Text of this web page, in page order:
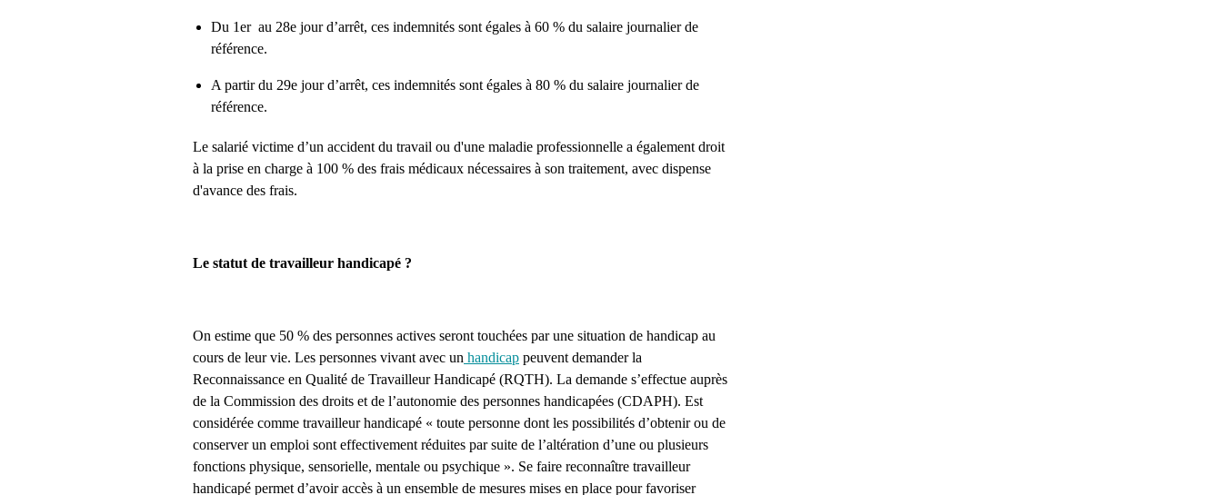
Du 1er au 28e jour d’arrêt, ces indemnités sont égales à 60 % du salaire journalier de
référence.
A partir du 29e jour d’arrêt, ces indemnités sont égales à 80 % du salaire journalier de
référence.
Le salarié victime d’un accident du travail ou d'une maladie professionnelle a également droit
à la prise en charge à 100 % des frais médicaux nécessaires à son traitement, avec dispense
d'avance des frais.
Le statut de travailleur handicapé ?
On estime que 50 % des personnes actives seront touchées par une situation de handicap au
cours de leur vie. Les personnes vivant avec un handicap peuvent demander la
Reconnaissance en Qualité de Travailleur Handicapé (RQTH). La demande s’effectue auprès
de la Commission des droits et de l’autonomie des personnes handicapées (CDAPH). Est
considérée comme travailleur handicapé « toute personne dont les possibilités d’obtenir ou de
conserver un emploi sont effectivement réduites par suite de l’altération d’une ou plusieurs
fonctions physique, sensorielle, mentale ou psychique ». Se faire reconnaître travailleur
handicapé permet d’avoir accès à un ensemble de mesures mises en place pour favoriser